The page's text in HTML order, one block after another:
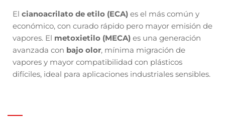
El cianoacrilato de etilo (ECA) es el más común y
económico, con curado rápido pero mayor emisión de
vapores. El metoxietilo (MECA) es una generación
avanzada con bajo olor, mínima migración de
vapores y mayor compatibilidad con plásticos
difíciles, ideal para aplicaciones industriales sensibles.